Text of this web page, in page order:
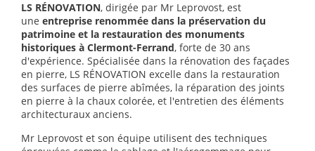
LS RÉNOVATION, dirigée par Mr Leprovost, est
une entreprise renommée dans la préservation du
patrimoine et la restauration des monuments
historiques à Clermont-Ferrand, forte de 30 ans
d'expérience. Spécialisée dans la rénovation des façades
en pierre, LS RÉNOVATION excelle dans la restauration
des surfaces de pierre abîmées, la réparation des joints
en pierre à la chaux colorée, et l'entretien des éléments
architecturaux anciens.
Mr Leprovost et son équipe utilisent des techniques